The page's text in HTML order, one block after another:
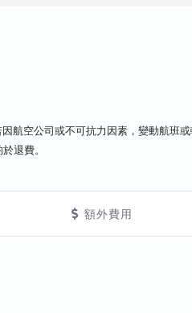
航空公司或不可抗力因素，變動航班
退費。
額外費用